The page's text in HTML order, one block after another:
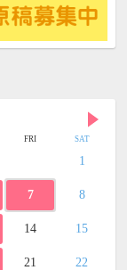
FRI SAT
1
7 8
14 15
21 22